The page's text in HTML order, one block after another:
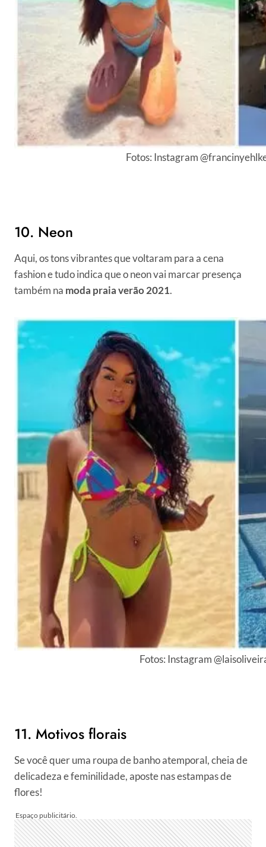
Fotos: Instagram
10. Neon
Aqui, os tons vibrantes que voltaram para a cena
fashion e tudo indica que o neon vai marcar presença
também na moda praia verão 2021.
Fotos: Instagram
11. Motivos florais
Se você quer uma roupa de banho atemporal, cheia de
delicadeza e feminilidade, aposte nas estampas de
flores!